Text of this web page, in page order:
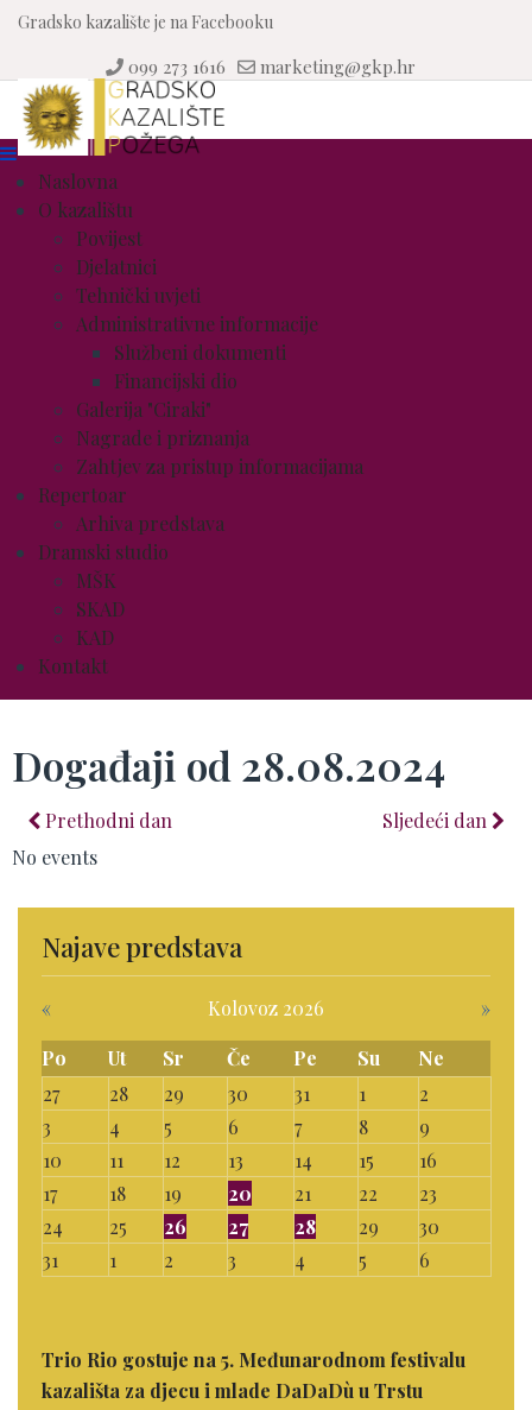
Gradsko kazalište je na Facebooku
099 273 1616 marketing@gkp.hr
Naslovna
O kazalištu
Povijest
Djelatnici
Tehnički uvjeti
Administrativne informacije
Službeni dokumenti
Financijski dio
Galerija "Ciraki"
Nagrade i priznanja
Zahtjev za pristup informacijama
Repertoar
Arhiva predstava
Dramski studio
MŠK
SKAD
KAD
Kontakt
Događaji od 28.08.2024
Prethodni dan
Sljedeći dan
No events
Najave predstava
« Kolovoz 2026
»
Po
Ut Sr Če Pe Su
Ne
27
28 29 30 31 1
2
3
4 5 6 7 8
9
10
11 12 13 14 15
16
17
18 19 20 21 22
23
24
25 26 27 28 29
30
31
1 2 3 4 5 6
Trio Rio gostuje na 5. Međunarodnom festivalu
kazališta za djecu i mlade DaDaDù u Trstu